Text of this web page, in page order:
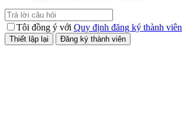
Tôi đồng ý với Quy định đăng ký thành viên